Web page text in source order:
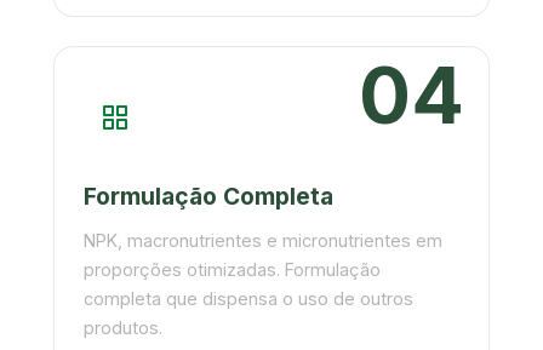
04
Formulação Completa
NPK, macronutrientes e micronutrientes em
proporções otimizadas. Formulação
completa que dispensa o uso de outros
produtos.